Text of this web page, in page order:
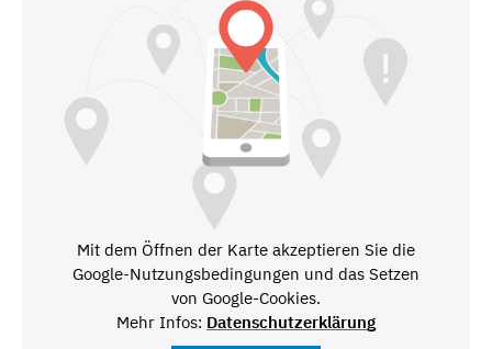
Mit dem Öffnen der Karte akzeptieren Sie die
Google-Nutzungsbedingungen und das Setzen
von Google-Cookies.
Mehr Infos: Datenschutzerklärung